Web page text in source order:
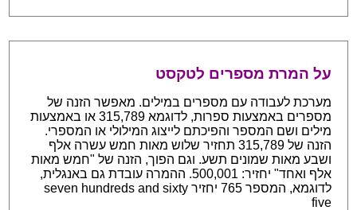
על המרת מספרים לטקסט
מערכת לעבודה עם מספרים במילים. מאפשר הזנה של
מספרים באמצעות ספרות, לדוגמא 315,789 או באמצעות
מילים ושם המספר והפיכתם לייצוג המילולי או המספרי.
הזנה של 315,789 תחזיר שלוש מאות חמש עשרה אלף
ושבע מאות שמונים תשע. וגם הפוך, הזנה של "חמש מאות
אלף ואחד" יחזיר: 500,001. ההמרה עובדת גם באנגלית,
לדוגמא, המספר 765 יחזיר seven hundreds and sixty
five